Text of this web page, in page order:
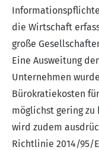
die Wirtschaft
große
Eine Ausweitung
Unternehmen
Bürokratiekosten
möglichst gering zu
wird zudem
Richtlinie 2014/95/